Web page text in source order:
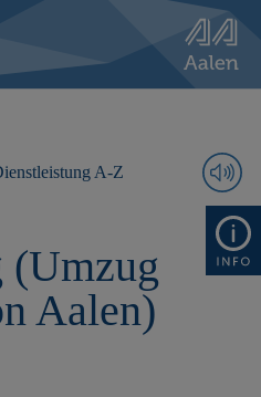
A-Z
(Umzug
Aalen)